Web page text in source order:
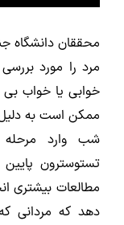
مرد را مورد
خوابی یا خواب
ممکن است به
تستوسترون
مطالعات بیشتری
دهد که مردانی